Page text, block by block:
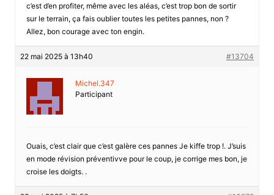
c’est d’en profiter, même avec les aléas, c’est trop bon de sortir
sur le terrain, ça fais oublier toutes les petites pannes, non ?
Allez, bon courage avec ton engin.
22 mai 2025 à 13h40 #13704
Michel.347
Participant
Ouais, c’est clair que c’est galère ces pannes Je kiffe trop !. J’suis
en mode révision préventivve pour le coup, je corrige mes bon, je
croise les doigts. .